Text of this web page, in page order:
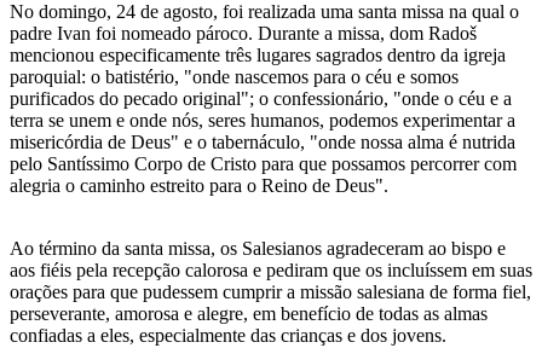
No domingo, 24 de agosto, foi realizada uma santa missa na qual o
padre Ivan foi nomeado pároco. Durante a missa, dom Radoš
mencionou especificamente três lugares sagrados dentro da igreja
paroquial: o batistério, "onde nascemos para o céu e somos
purificados do pecado original"; o confessionário, "onde o céu e a
terra se unem e onde nós, seres humanos, podemos experimentar a
misericórdia de Deus" e o tabernáculo, "onde nossa alma é nutrida
pelo Santíssimo Corpo de Cristo para que possamos percorrer com
alegria o caminho estreito para o Reino de Deus".
Ao término da santa missa, os Salesianos agradeceram ao bispo e
aos fiéis pela recepção calorosa e pediram que os incluíssem em suas
orações para que pudessem cumprir a missão salesiana de forma fiel,
perseverante, amorosa e alegre, em benefício de todas as almas
confiadas a eles, especialmente das crianças e dos jovens.